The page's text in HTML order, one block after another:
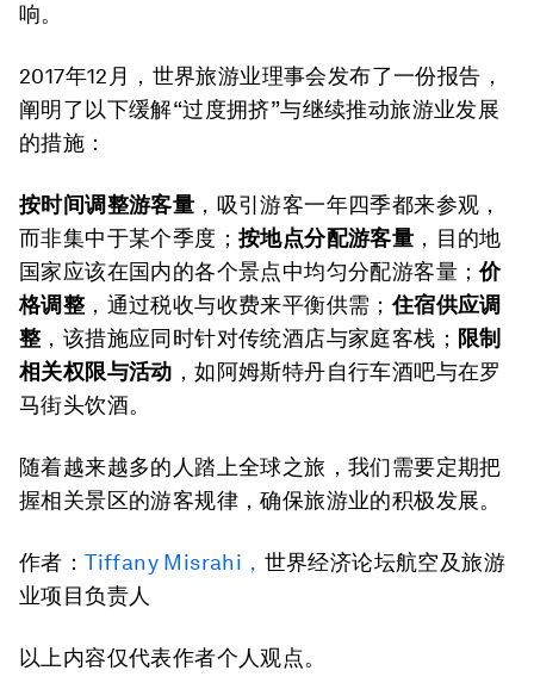
响。
2017年12月，世界旅游业理事会发布了一份报告，
阐明了以下缓解“过度拥挤”与继续推动旅游业发展
的措施：
按时间调整游客量 ，吸引游客一年四季都来参观，
而非集中于某个季度； 按地点分配游客量 ，目的地
国家应该在国内的各个景点中均匀分配游客量；价
格调整 ，通过税收与收费来平衡供需；住宿供应调
整 ，该措施应同时针对传统酒店与家庭客栈； 限制
相关权限与活动 ，如阿姆斯特丹自行车酒吧与在罗
马街头饮酒。
随着越来越多的人踏上全球之旅，我们需要定期把
握相关景区的游客规律，确保旅游业的积极发展。
作者：Tiffany Misrahi ， 世界经济论坛航空及旅游
业项目负责人
以上内容仅代表作者个人观点。